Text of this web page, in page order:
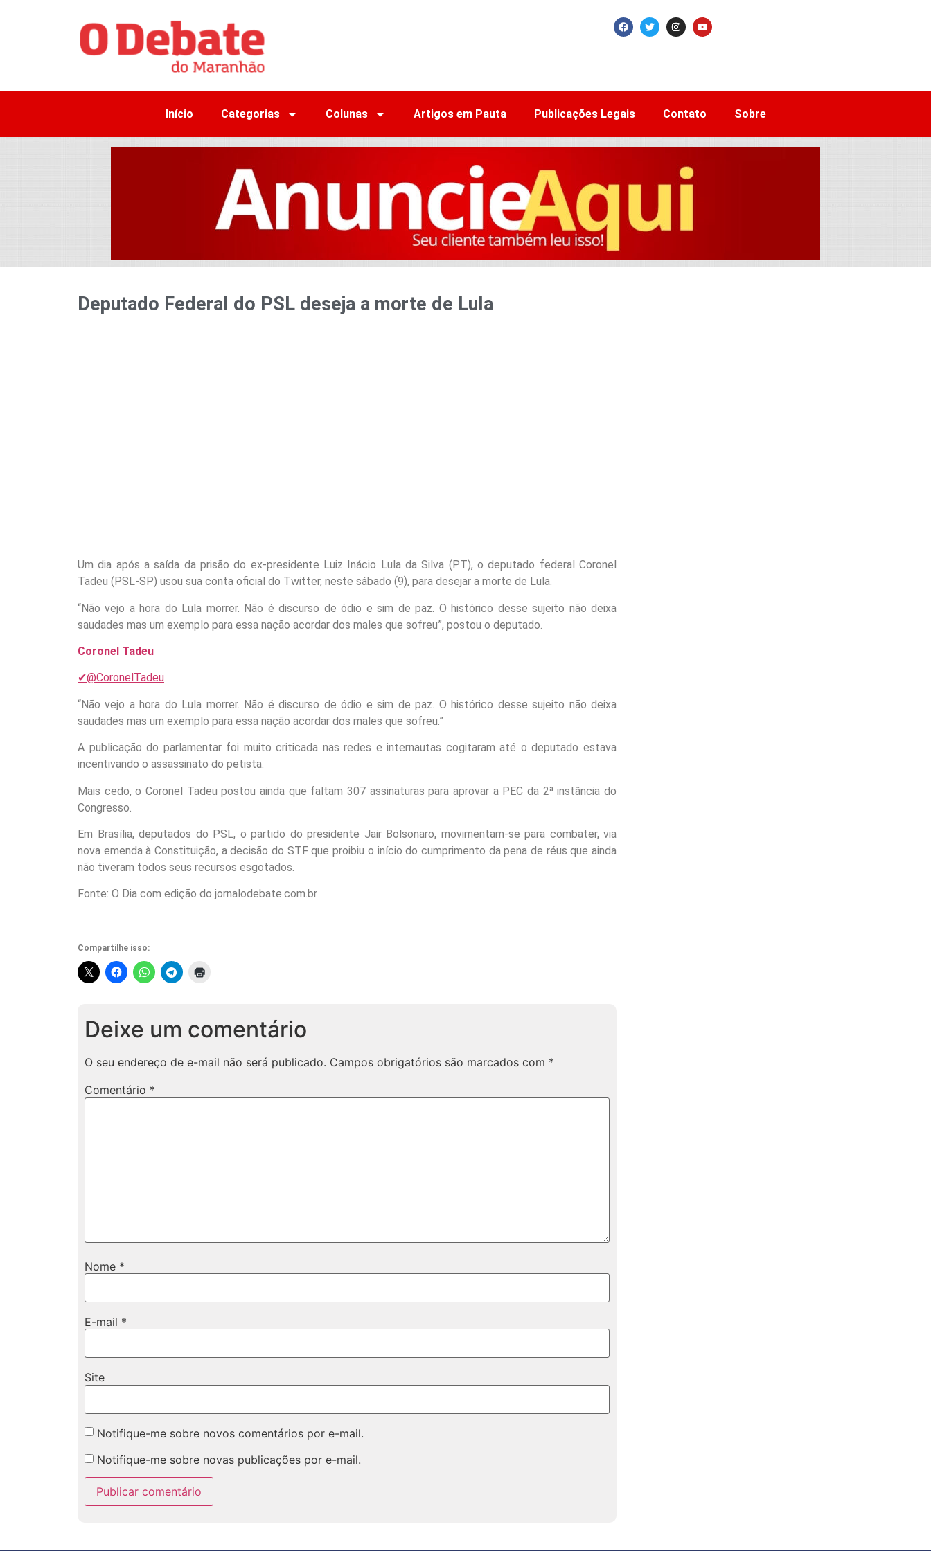
Início Categorias Colunas Artigos em Pauta Publicações Legais Contato Sobre
Deputado Federal do PSL deseja a morte de Lula
Um dia após a saída da prisão do ex-presidente Luiz Inácio Lula da Silva (PT), o deputado federal Coronel
Tadeu (PSL-SP) usou sua conta oficial do Twitter, neste sábado (9), para desejar a morte de Lula.
“Não vejo a hora do Lula morrer. Não é discurso de ódio e sim de paz. O histórico desse sujeito não deixa
saudades mas um exemplo para essa nação acordar dos males que sofreu”, postou o deputado.
Coronel Tadeu
✔@CoronelTadeu
“Não vejo a hora do Lula morrer. Não é discurso de ódio e sim de paz. O histórico desse sujeito não deixa
saudades mas um exemplo para essa nação acordar dos males que sofreu.”
A publicação do parlamentar foi muito criticada nas redes e internautas cogitaram até o deputado estava
incentivando o assassinato do petista.
Mais cedo, o Coronel Tadeu postou ainda que faltam 307 assinaturas para aprovar a PEC da 2ª instância do
Congresso.
Em Brasília, deputados do PSL, o partido do presidente Jair Bolsonaro, movimentam-se para combater, via
nova emenda à Constituição, a decisão do STF que proibiu o início do cumprimento da pena de réus que ainda
não tiveram todos seus recursos esgotados.
Fonte: O Dia com edição do jornalodebate.com.br
Compartilhe isso:
Deixe um comentário
O seu endereço de e-mail não será publicado. Campos obrigatórios são marcados com *
Comentário *
Nome *
E-mail *
Site
Notifique-me sobre novos comentários por e-mail.
Notifique-me sobre novas publicações por e-mail.